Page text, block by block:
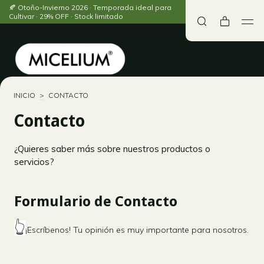
🍂 Otoño-Invierno 2026 · Temporada ideal para
Cultivar · 29% OFF · Stock limitado
INICIO > CONTACTO
Contacto
¿Quieres saber más sobre nuestros productos o
servicios?
Formulario de Contacto
👆¡Escríbenos! Tu opinión es muy importante para nosotros.